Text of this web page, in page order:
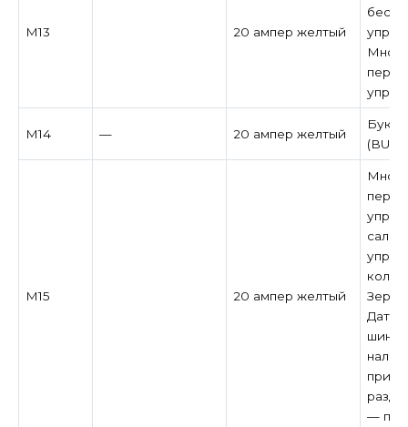
M13 20 ампер желтый
M14 — 20 ампер желтый
M15 20 ампер желтый
при
— при